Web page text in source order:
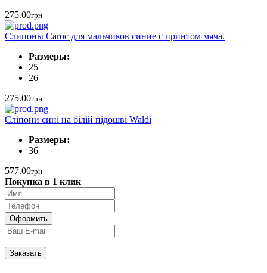
275.00грн
Слипоны Caroc для мальчиков синие с принтом мяча.
Размеры:
25
26
275.00грн
Сліпони сині на білій підошві Waldi
Размеры:
36
577.00грн
Покупка в 1 клик